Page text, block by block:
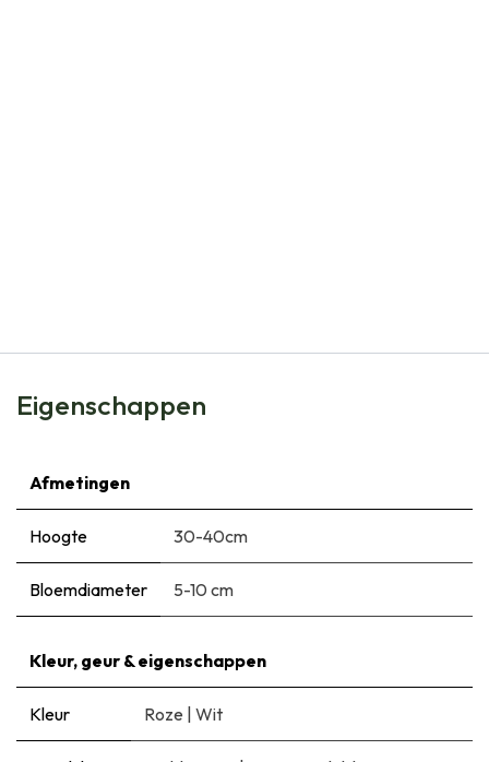
Eigenschappen
Afmetingen
Hoogte 30-40cm
Bloemdiameter 5-10 cm
Kleur, geur & eigenschappen
Kleur Roze | Wit